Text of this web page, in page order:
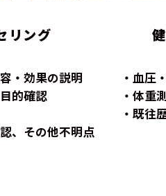
リング
・効果の説明
的確認
、その他不明点
血圧
体重
既往